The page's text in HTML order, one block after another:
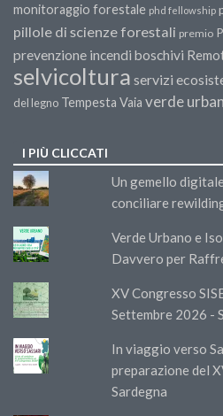
monitoraggio forestale phd fellowship
pillole di scienze forestali premio
prevenzione incendi boschivi
selvicoltura servizi
del legno Tempesta Vaia verde
I PIÙ CLICCATI
Un gemello
conciliare
Verde Urbano e
Davvero per
XV Congresso
Settembre 2026 -
In viaggio verso
preparazione del
Sardegna